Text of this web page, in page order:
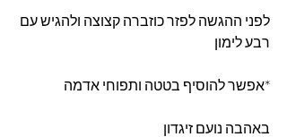
לפני ההגשה לפזר כוזברה קצוצה ולהגיש עם
רבע לימון
*אפשר להוסיף בטטה ותפוחי אדמה
באהבה נועם זיגדון